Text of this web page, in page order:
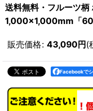
送料無料・フルーツ柄
1,000×1,000mm「
販売価格: 43,090円(
Facebookで